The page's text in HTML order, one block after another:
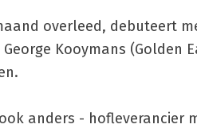
overleed, debuteert
George Kooymans
anders - hofleverancier